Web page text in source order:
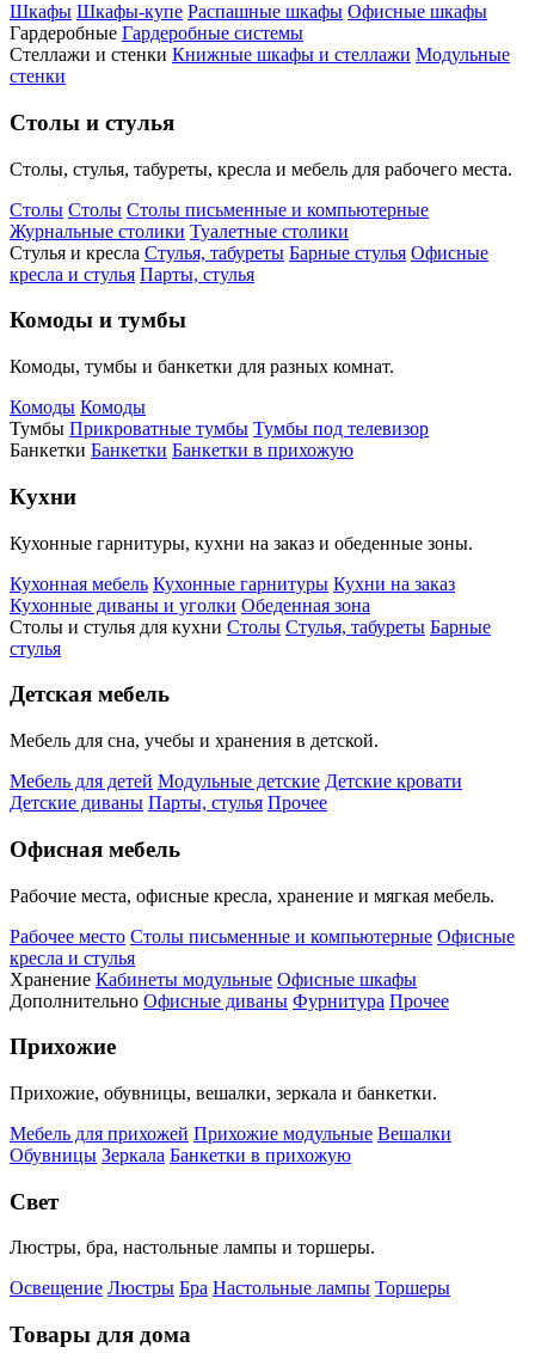
Шкафы Шкафы-купе Распашные шкафы Офисные шкафы
Гардеробные Гардеробные системы
Стеллажи и стенки Книжные шкафы и стеллажи Модульные
стенки
Столы и стулья
Столы, стулья, табуреты, кресла и мебель для рабочего места.
Столы Столы Столы письменные и компьютерные
Журнальные столики Туалетные столики
Стулья и кресла Стулья, табуреты Барные стулья Офисные
кресла и стулья Парты, стулья
Комоды и тумбы
Комоды, тумбы и банкетки для разных комнат.
Комоды Комоды
Тумбы Прикроватные тумбы Тумбы под телевизор
Банкетки Банкетки Банкетки в прихожую
Кухни
Кухонные гарнитуры, кухни на заказ и обеденные зоны.
Кухонная мебель Кухонные гарнитуры Кухни на заказ
Кухонные диваны и уголки Обеденная зона
Столы и стулья для кухни Столы Стулья, табуреты Барные
стулья
Детская мебель
Мебель для сна, учебы и хранения в детской.
Мебель для детей Модульные детские Детские кровати
Детские диваны Парты, стулья Прочее
Офисная мебель
Рабочие места, офисные кресла, хранение и мягкая мебель.
Рабочее место Столы письменные и компьютерные Офисные
кресла и стулья
Хранение Кабинеты модульные Офисные шкафы
Дополнительно Офисные диваны Фурнитура Прочее
Прихожие
Прихожие, обувницы, вешалки, зеркала и банкетки.
Мебель для прихожей Прихожие модульные Вешалки
Обувницы Зеркала Банкетки в прихожую
Свет
Люстры, бра, настольные лампы и торшеры.
Освещение Люстры Бра Настольные лампы Торшеры
Товары для дома